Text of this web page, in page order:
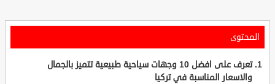
المحتوى
تعرف على افضل 10 وجهات سياحية طبيعية تتميز بالجمال
والاسعار المناسبة في تركيا